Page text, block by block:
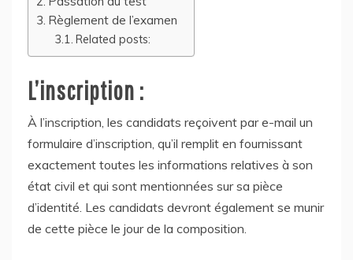
Règlement de l’examen
Related posts:
L’inscription :
À l’inscription, les candidats reçoivent par e-mail un
formulaire d’inscription, qu’il remplit en fournissant
exactement toutes les informations relatives à son
état civil et qui sont mentionnées sur sa pièce
d’identité. Les candidats devront également se munir
de cette pièce le jour de la composition.